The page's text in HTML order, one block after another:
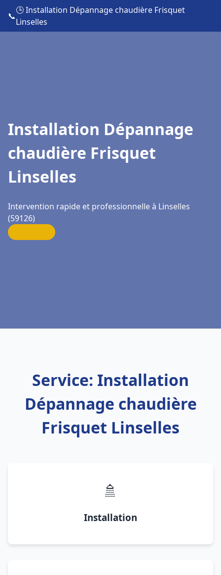
📞
🕒 Installation Dépannage chaudière Frisquet
Linselles
Installation Dépannage
chaudière Frisquet
Linselles
Intervention rapide et professionnelle à Linselles
(59126)
Service: Installation
Dépannage chaudière
Frisquet Linselles
🚿
Installation